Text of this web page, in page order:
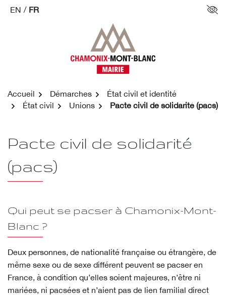
AllerEN / FR
Accueil Démarches
État civil et identité
État civil
Unions Pacte civil de solidarité (pacs)
Pacte civil de solidarité
(pacs)
Qui peut se pacser à Chamonix-Mont-
Blanc ?
Deux personnes, de nationalité française ou étrangère, de
même sexe ou de sexe différent peuvent se pacser en
France, à condition qu’elles soient majeures, n’être ni
mariées, ni pacsées et n’aient pas de lien familial direct